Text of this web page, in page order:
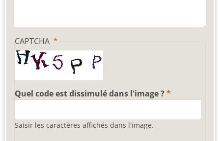
CAPTCHA
Quel code est dissimulé dans l'image ?
Saisir les caractères affichés dans l'image.